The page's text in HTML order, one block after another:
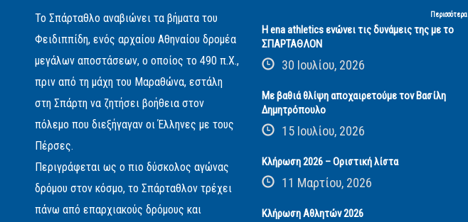
Το Σπάρταθλο αναβιώνει τα βήματα του
Φειδιππίδη, ενός αρχαίου Αθηναίου δρομέα
μεγάλων αποστάσεων, ο οποίος το 490 π.Χ.,
πριν από τη μάχη του Μαραθώνα, εστάλη
στη Σπάρτη να ζητήσει βοήθεια στον
πόλεμο που διεξήγαγαν οι Έλληνες με τους
Πέρσες.
Περιγράφεται ως ο πιο δύσκολος αγώνας
δρόμου στον κόσμο, το Σπάρταθλον τρέχει
πάνω από επαρχιακούς δρόμους και
Περισσότερα
Η ena athletics ενώνει τις δυνάμεις της με το
ΣΠΑΡΤΑΘΛΟΝ
30 Ιουλίου, 2026
Με βαθιά θλίψη αποχαιρετούμε τον Βασίλη
Δημητρόπουλο
15 Ιουλίου, 2026
Κλήρωση 2026 – Οριστική λίστα
11 Μαρτίου, 2026
Κλήρωση Αθλητών 2026